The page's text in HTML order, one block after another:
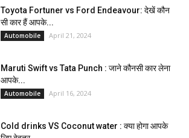
Toyota Fortuner vs Ford Endeavour: देखें कौन
सी कार हैं आपके...
Automobile April 21, 2024
Maruti Swift vs Tata Punch : जाने कौनसी कार लेना
आपके...
Automobile April 16, 2024
Cold drinks VS Coconut water : क्या होगा आपके